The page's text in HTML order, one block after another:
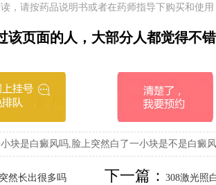
，请按药品说明书或者在药师指导下购买和使用
该页面的人，大部分人都觉得不错
块是白癜风吗,脸上突然白了一小块是不是白癜
然长出很多吗 下一篇： 308激光照